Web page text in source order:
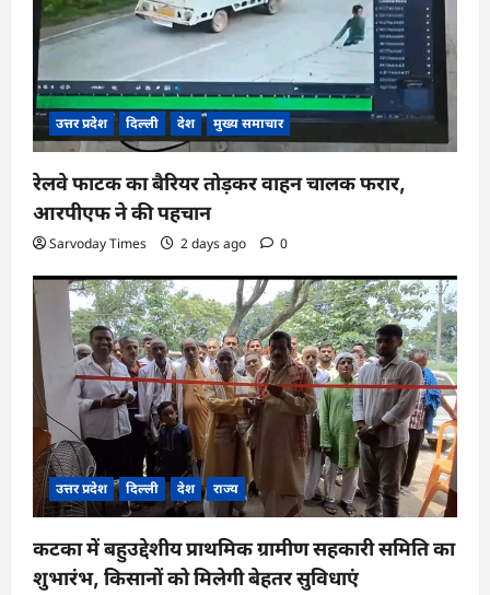
o
n
उत्तर प्रदेश दिल्ली देश मुख्य समाचार
रेलवे फाटक का बैरियर तोड़कर वाहन चालक फरार,
आरपीएफ ने की पहचान
Sarvoday Times 2 days ago 0
उत्तर प्रदेश दिल्ली देश राज्य
कटका में बहुउद्देशीय प्राथमिक ग्रामीण सहकारी समिति का
शुभारंभ, किसानों को मिलेगी बेहतर सुविधाएं